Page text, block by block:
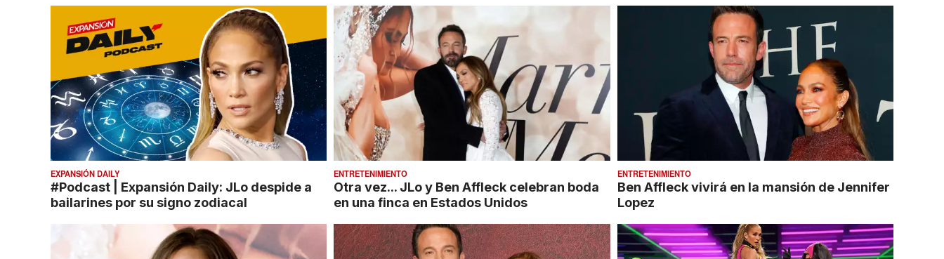
EXPANSIÓN DAILY
#Podcast | Expansión Daily: JLo despide a
bailarines por su signo zodiacal
ENTRETENIMIENTO
Otra vez... JLo y Ben Affleck celebran boda
en una finca en Estados Unidos
ENTRETENIMIENTO
Ben Affleck vivirá en la mansión de Jennifer
Lopez